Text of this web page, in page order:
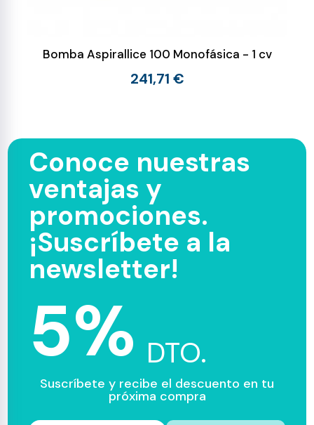
Bomba Aspirallice 100 Monofásica - 1 cv
241,71 €
Conoce nuestras
ventajas y
promociones.
¡Suscríbete a la
newsletter!
5% DTO.
Suscríbete y recibe el descuento en tu
próxima compra